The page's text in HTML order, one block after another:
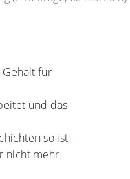
für
und das
so ist,
nicht mehr